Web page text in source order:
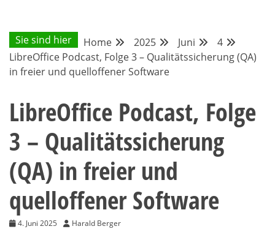
COMMUNITY-
BLOG
Sie sind hier Home 2025 Juni
4
LibreOffice Podcast, Folge 3 – Qualitätssicherung (QA)
in freier und quelloffener Software
LibreOffice Podcast, Folge
3 – Qualitätssicherung
(QA) in freier und
quelloffener Software
4. Juni 2025 Harald Berger